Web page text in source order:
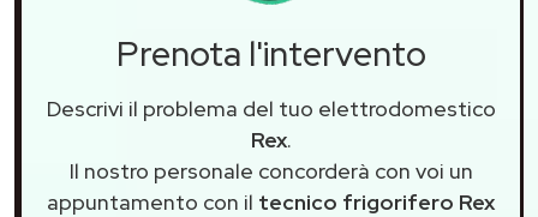
Prenota l'intervento
Descrivi il problema del tuo elettrodomestico
Rex.
Il nostro personale concorderà con voi un
appuntamento con il tecnico frigorifero Rex